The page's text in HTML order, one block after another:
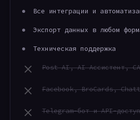
Все интеграции и
Экспорт данных в любом
Техническая поддержка
Post AI, AI Ассистент,
Facebook, BroCards,
Telegram-бот и API-доступ